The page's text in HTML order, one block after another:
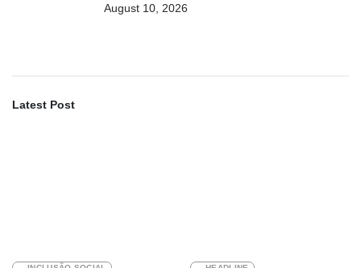
mil pessoas
August 10, 2026
Latest Post